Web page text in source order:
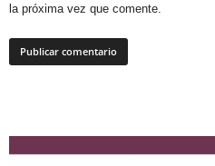
la próxima vez que comente.